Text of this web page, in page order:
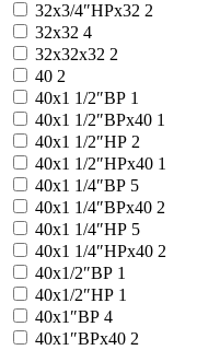
32x3/4″НРx32 2
32x32 4
32x32x32 2
40 2
40x1 1/2″ВР 1
40x1 1/2″ВРx40 1
40x1 1/2″НР 2
40x1 1/2″НРx40 1
40x1 1/4″ВР 5
40x1 1/4″ВРx40 2
40x1 1/4″НР 5
40x1 1/4″НРx40 2
40x1/2″ВР 1
40x1/2″НР 1
40x1″ВР 4
40x1″ВРx40 2